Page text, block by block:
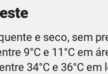
e seco, sem
9°C e 11°C em
34°C e 36°C